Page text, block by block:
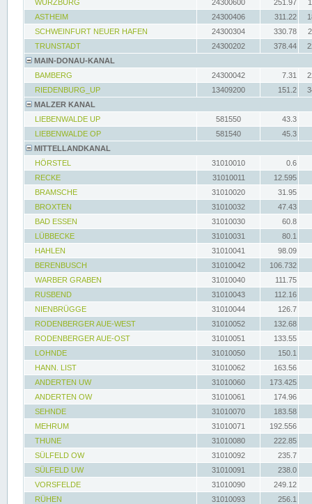
WÜRZBURG 24300600 251.97
ASTHEIM
24300406 311.22
SCHWEINFURT NEUER HAFEN
24300304 330.78
TRUNSTADT
24300202 378.44
MAIN-DONAU-KANAL
BAMBERG
24300042 7.31
RIEDENBURG_UP
13409200 151.2
MALZER KANAL
LIEBENWALDE UP
581550
43.3
LIEBENWALDE OP
581540
45.3
MITTELLANDKANAL
HÖRSTEL
31010010
0.6
RECKE
31010011
12.595
BRAMSCHE
31010020
31.95
BROXTEN
31010032
47.43
BAD ESSEN
31010030
60.8
LÜBBECKE
31010031
80.1
HAHLEN
31010041
98.09
BERENBUSCH
31010042
106.732
WARBER GRABEN
31010040
111.75
RUSBEND
31010043
112.16
NIENBRÜGGE
31010044
126.7
RODENBERGER AUE-WEST
31010052
132.68
RODENBERGER AUE-OST
31010051
133.55
LOHNDE
31010050
150.1
HANN. LIST
31010062
163.56
ANDERTEN UW
31010060
173.425
ANDERTEN OW
31010061
174.96
SEHNDE
31010070
183.58
MEHRUM
31010071
192.556
THUNE
31010080
222.85
SÜLFELD OW
31010092
235.7
SÜLFELD UW
31010091
238.0
VORSFELDE
31010090
249.12
RÜHEN
31010093
256.1